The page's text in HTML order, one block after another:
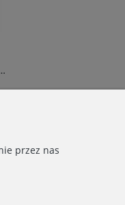
PACK
119,00 zł
przez nas